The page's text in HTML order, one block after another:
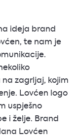
ideja brand
te nam je
zagrljaj, kojim
Lovćen logo
uspješno
i želje. Brand
Lovćen